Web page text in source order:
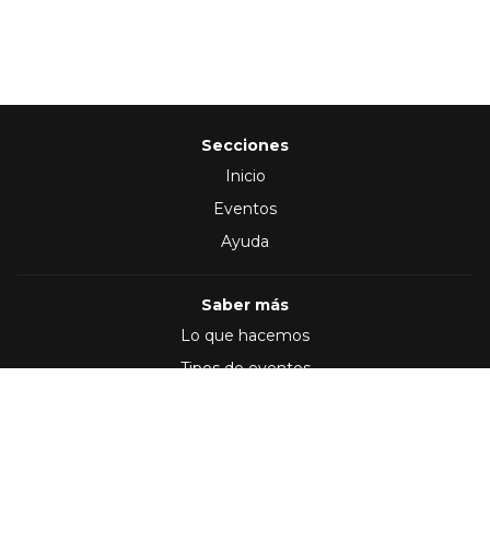
Secciones
Inicio
Eventos
Ayuda
Saber más
Lo que hacemos
Tipos de eventos